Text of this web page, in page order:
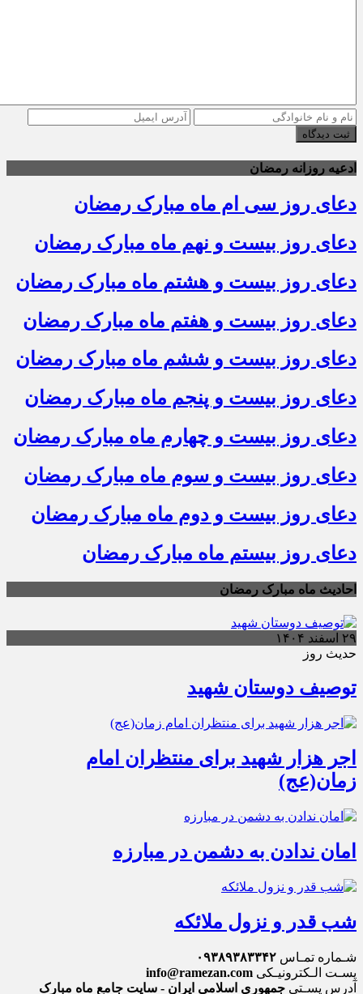
ثبت دیدگاه
ادعیه روزانه رمضان
دعای روز سی ام ماه مبارک رمضان
دعای روز بیست و نهم ماه مبارک رمضان
دعای روز بیست و هشتم ماه مبارک رمضان
دعای روز بیست و هفتم ماه مبارک رمضان
دعای روز بیست و ششم ماه مبارک رمضان
دعای روز بیست و پنجم ماه مبارک رمضان
دعای روز بیست و چهارم ماه مبارک رمضان
دعای روز بیست و سوم ماه مبارک رمضان
دعای روز بیست و دوم ماه مبارک رمضان
دعای روز بیستم ماه مبارک رمضان
احادیث ماه مبارک رمضان
۲۹ اسفند ۱۴۰۴
حدیث روز
توصیف دوستان شهید
اجر هزار شهید برای منتظران امام
زمان(عج)
امان ندادن به دشمن در مبارزه
شب قدر و نزول ملائکه
شـماره تمـاس ۰۹۳۸۹۳۸۳۳۴۲
پسـت الـکترونیـکی info@ramezan.com
آدرس پسـتی جمهوری اسلامی ایران - سایت جامع ماه مبارک